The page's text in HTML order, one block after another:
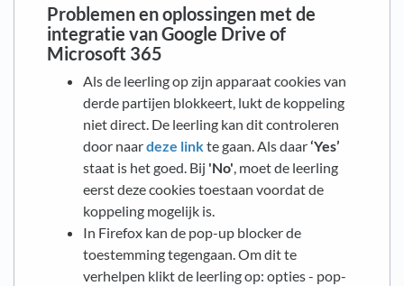
Problemen en oplossingen met de
integratie van Google Drive of
Microsoft 365
Als de leerling op zijn apparaat cookies van
derde partijen blokkeert, lukt de koppeling
niet direct. De leerling kan dit controleren
door naardeze linkte gaan. Als daar‘Yes’
staat is het goed. Bij 'No', moet de leerling
eerst deze cookies toestaan voordat de
koppeling mogelijk is.
In Firefox kan de pop-up blocker de
toestemming tegengaan. Om dit te
verhelpen klikt de leerling op: opties - pop-